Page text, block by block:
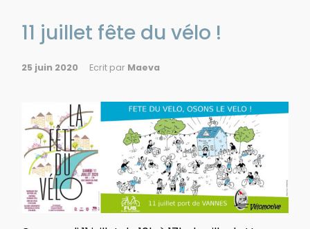
11 juillet fête du vélo !
25 juin 2020 Ecrit par Maeva